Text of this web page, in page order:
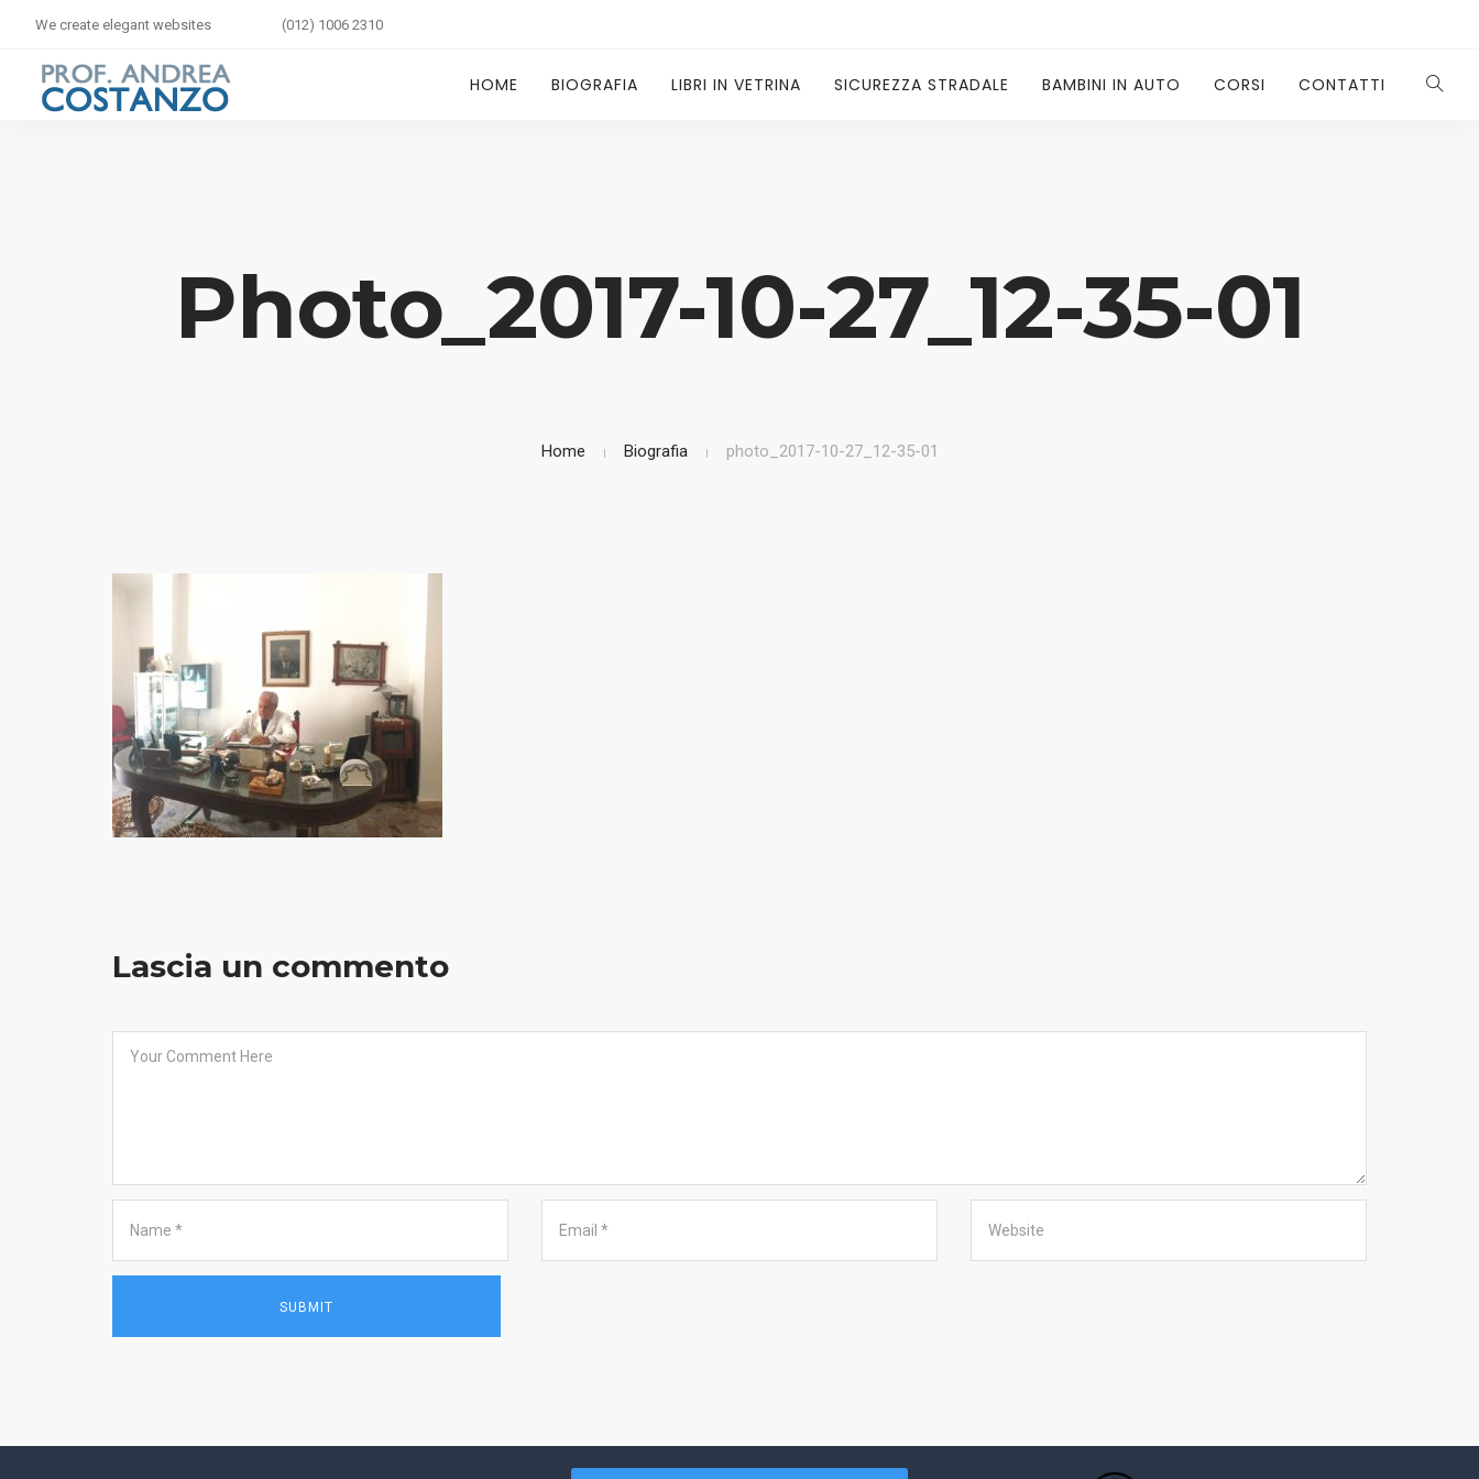
We create elegant websites (012) 1006 2310
HOME BIOGRAFIA LIBRI IN VETRINA SICUREZZA STRADALE BAMBINI IN AUTO CORSI CONTATTI
Photo_2017-10-27_12-35-01
Home Biografia photo_2017-10-27_12-35-01
Lascia un commento